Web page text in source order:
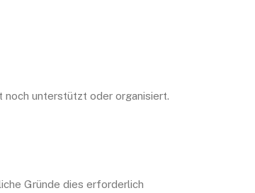
noch unterstützt oder organisiert.
Gründe dies erforderlich